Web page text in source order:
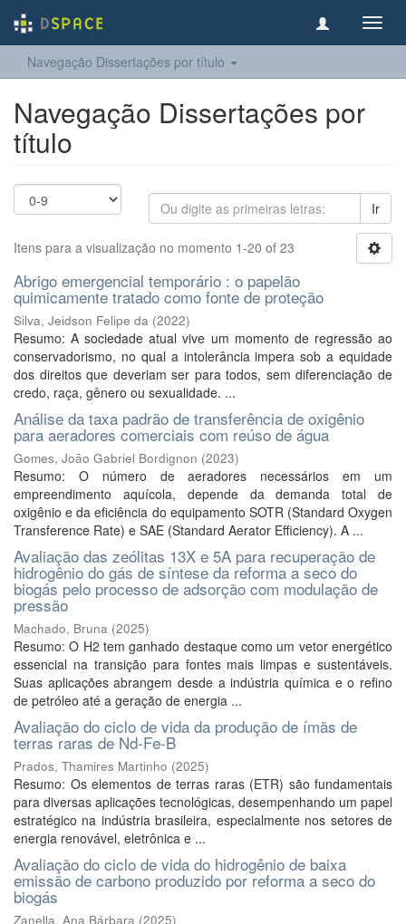
Navegação Dissertações por título
Navegação Dissertações por
título
Ir
Itens para a visualização no momento 1-20 of 23
Abrigo emergencial temporário : o papelão
quimicamente tratado como fonte de proteção
Silva, Jeidson Felipe da (2022)
Resumo: A sociedade atual vive um momento de regressão ao
conservadorismo, no qual a intolerância impera sob a equidade
dos direitos que deveriam ser para todos, sem diferenciação de
credo, raça, gênero ou sexualidade. ...
Análise da taxa padrão de transferência de oxigênio
para aeradores comerciais com reúso de água
Gomes, João Gabriel Bordignon (2023)
Resumo: O número de aeradores necessários em um
empreendimento aquícola, depende da demanda total de
oxigênio e da eficiência do equipamento SOTR (Standard Oxygen
Transference Rate) e SAE (Standard Aerator Efficiency). A ...
Avaliação das zeólitas 13X e 5A para recuperação de
hidrogênio do gás de síntese da reforma a seco do
biogás pelo processo de adsorção com modulação de
pressão
Machado, Bruna (2025)
Resumo: O H2 tem ganhado destaque como um vetor energético
essencial na transição para fontes mais limpas e sustentáveis.
Suas aplicações abrangem desde a indústria química e o refino
de petróleo até a geração de energia ...
Avaliação do ciclo de vida da produção de ímãs de
terras raras de Nd-Fe-B
Prados, Thamires Martinho (2025)
Resumo: Os elementos de terras raras (ETR) são fundamentais
para diversas aplicações tecnológicas, desempenhando um papel
estratégico na indústria brasileira, especialmente nos setores de
energia renovável, eletrônica e ...
Avaliação do ciclo de vida do hidrogênio de baixa
emissão de carbono produzido por reforma a seco do
biogás
Zanella, Ana Bárbara (2025)